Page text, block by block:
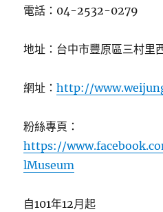
電話：04-2532-0279
地址：台中市豐原區三村里
網址：http://
粉絲專頁：
https://
lMuseum
自101年12月起